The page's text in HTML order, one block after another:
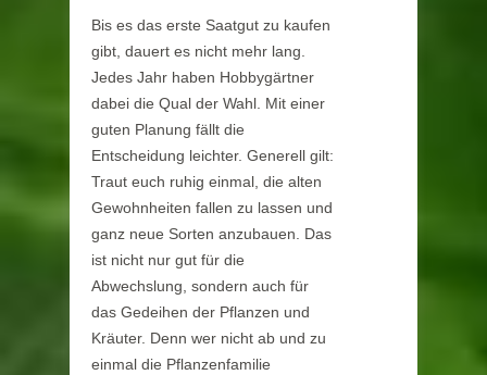
Bis es das erste Saatgut zu kaufen
gibt, dauert es nicht mehr lang.
Jedes Jahr haben Hobbygärtner
dabei die Qual der Wahl. Mit einer
guten Planung fällt die
Entscheidung leichter. Generell gilt:
Traut euch ruhig einmal, die alten
Gewohnheiten fallen zu lassen und
ganz neue Sorten anzubauen. Das
ist nicht nur gut für die
Abwechslung, sondern auch für
das Gedeihen der Pflanzen und
Kräuter. Denn wer nicht ab und zu
einmal die Pflanzenfamilie